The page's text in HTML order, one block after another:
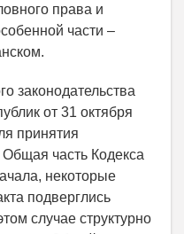
права и
части –
законодательства
от 31 октября
принятия
часть Кодекса
некоторые
подверглись
случае структурно